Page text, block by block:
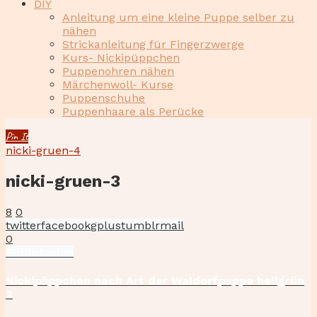
DIY
Anleitung um eine kleine Puppe selber zu
nähen
Strickanleitung für Fingerzwerge
Kurs- Nickipüppchen
Puppenohren nähen
Märchenwoll- Kurse
Puppenschuhe
Puppenhaare als Perücke
Pin It
nicki-gruen-4
nicki-gruen-3
8 0
twitterfacebookgplustumblrmail
0
Beitragsnavigation